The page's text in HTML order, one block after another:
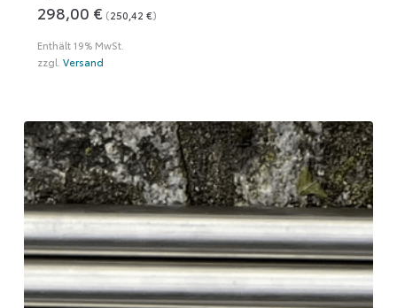
298,00 € (250,42 €)
Enthält 19% MwSt.
zzgl. Versand